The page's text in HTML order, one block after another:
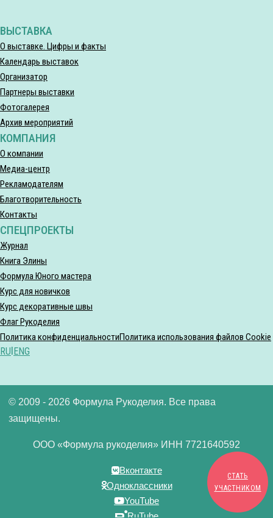
ВЫСТАВКА
О выставке. Цифры и факты
Календарь выставок
Организатор
Партнеры выставки
Фотогалерея
Архив мероприятий
КОМПАНИЯ
О компании
Медиа-центр
Рекламодателям
Благотворительность
Контакты
СПЕЦПРОЕКТЫ
Журнал
Книга Элины
Формула Юного мастера
Курс для новичков
Курс декоративные швы
Флаг Рукоделия
СТАТЬ
УЧАСТНИКОМ
Политика конфиденциальностиПолитика использования файлов Cookie
RU ENG
© 2009 - 2026 Формула Рукоделия. Все права
защищены.
ООО «Формула рукоделия» ИНН 7721640592
Вконтакте
Одноклассники
YouTube
RuTube